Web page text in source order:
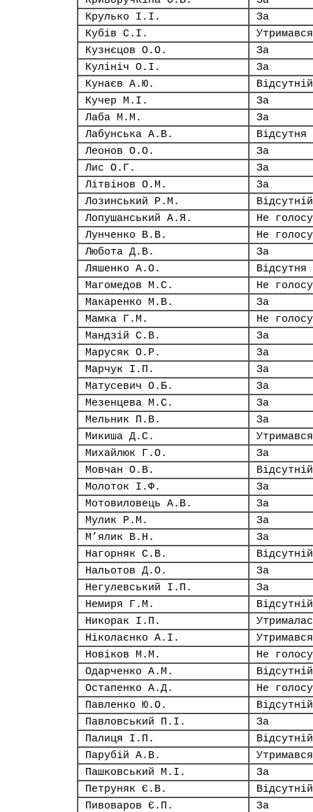
Крулько І.І.
За
Кубів С.І.
Утримався
Кузнєцов О.О.
За
Кулініч О.І.
За
Кунаєв А.Ю.
Відсутній
Кучер М.І.
За
Лаба М.М.
За
Лабунська А.В.
Відсутня
Леонов О.О.
За
Лис О.Г.
За
Літвінов О.М.
За
Лозинський Р.М.
Відсутній
Лопушанський А.Я.
Не
Лунченко В.В.
Не
Любота Д.В.
За
Ляшенко А.О.
Відсутня
Магомедов М.С.
Не
Макаренко М.В.
За
Мамка Г.М.
Не
Мандзій С.В.
За
Марусяк О.Р.
За
Марчук І.П.
За
Матусевич О.Б.
За
Мезенцева М.С.
За
Мельник П.В.
За
Микиша Д.С.
Утримався
Михайлюк Г.О.
За
Мовчан О.В.
Відсутній
Молоток І.Ф.
За
Мотовиловець А.В.
За
Мулик Р.М.
За
М’ялик В.Н.
За
Нагорняк С.В.
Відсутній
Нальотов Д.О.
За
Негулевський І.П.
За
Немиря Г.М.
Відсутній
Никорак І.П.
Ніколаєнко А.І.
Утримався
Новіков М.М.
Не
Одарченко А.М.
Відсутній
Остапенко А.Д.
Не
Павленко Ю.О.
Відсутній
Павловський П.І.
За
Палиця І.П.
Відсутній
Парубій А.В.
Утримався
Пашковський М.І.
За
Петруняк Є.В.
Відсутній
Пивоваров Є.П.
За